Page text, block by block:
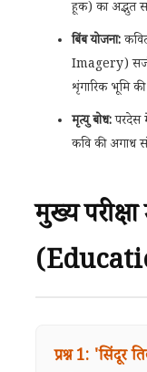
हूक) का अद्भुत
बिंब योजना:
Imagery)
शृंगारिक भूमि की
मृत्यु बोध:परदेस
कवि की अगाध
मुख्य परीक्षा
प्रश्न 1: 'सिंदूर